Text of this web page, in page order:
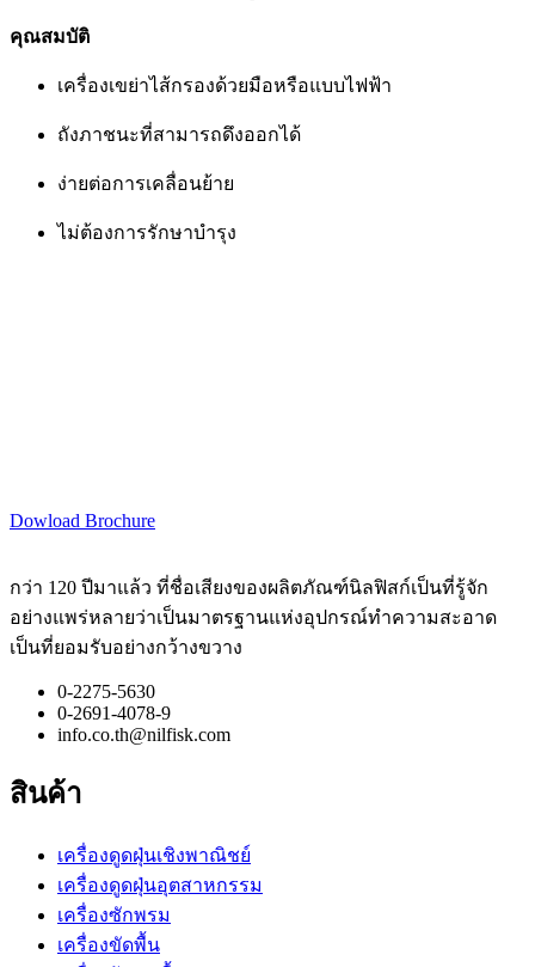
คุณสมบัติ
เครื่องเขย่าไส้กรองด้วยมือหรือแบบไฟฟ้า
ถังภาชนะที่สามารถดึงออกได้
ง่ายต่อการเคลื่อนย้าย
ไม่ต้องการรักษาบำรุง
Dowload Brochure
กว่า 120 ปีมาแล้ว ที่ชื่อเสียงของผลิตภัณฑ์นิลฟิสก์เป็นที่รู้จัก
อย่างแพร่หลายว่าเป็นมาตรฐานแห่งอุปกรณ์ทำความสะอาด
เป็นที่ยอมรับอย่างกว้างขวาง
0-2275-5630
0-2691-4078-9
info.co.th@nilfisk.com
สินค้า
เครื่องดูดฝุ่นเชิงพาณิชย์
เครื่องดูดฝุ่นอุตสาหกรรม
เครื่องซักพรม
เครื่องขัดพื้น